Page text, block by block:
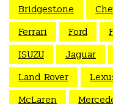
Bridgestone
Ferrari
Ford
ISUZU
Jaguar
Land Rover
McLaren